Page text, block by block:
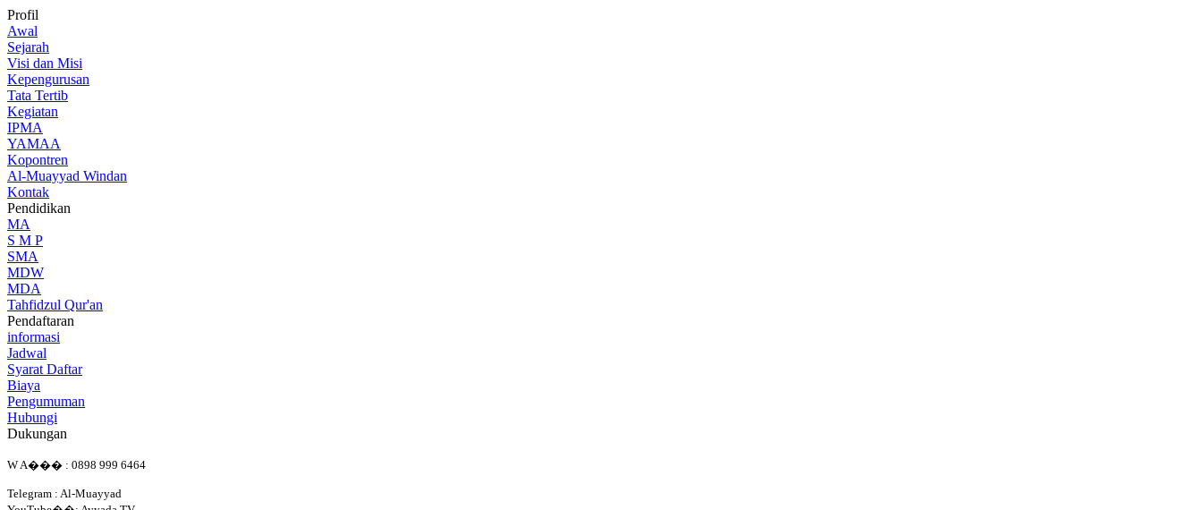
Profil
Awal
Sejarah
Visi dan Misi
Kepengurusan
Tata Tertib
Kegiatan
IPMA
YAMAA
Kopontren
Al-Muayyad Windan
Kontak
Pendidikan
MA
S M P
SMA
MDW
MDA
Tahfidzul Qur'an
Pendaftaran
informasi
Jadwal
Syarat Daftar
Biaya
Pengumuman
Hubungi
Dukungan
W A��� : 0898 999 6464
Telegram : Al-Muayyad